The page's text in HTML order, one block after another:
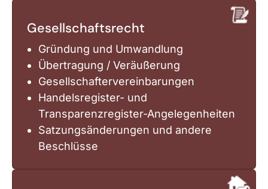
Gesellschaftsrecht
Gründung und Umwandlung
Übertragung / Veräußerung
Gesellschaftervereinbarungen
Handelsregister- und
Transparenzregister-Angelegenheiten
Satzungsänderungen und andere
Beschlüsse